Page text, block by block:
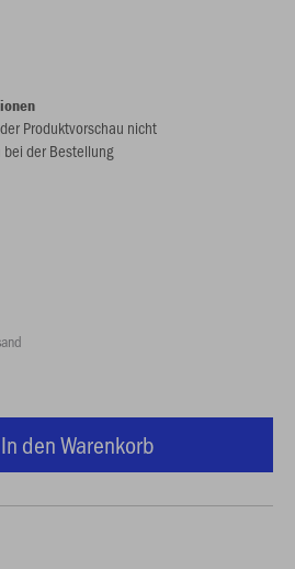
Produktvorschau nicht
der Bestellung
In den Warenkorb